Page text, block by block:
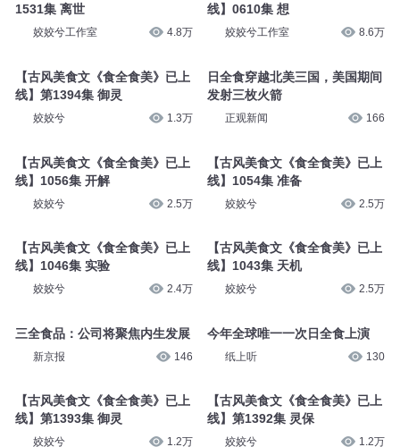
1531集 离世
姣姣兮工作室 4.8万
【古风美食文《食全食美》已上
线】第1394集 御灵
姣姣兮 1.3万
【古风美食文《食全食美》已上
线】1056集 开解
姣姣兮 2.5万
【古风美食文《食全食美》已上
线】1046集 实验
姣姣兮 2.4万
三全食品：公司将聚焦内生发展
新京报 146
【古风美食文《食全食美》已上
线】第1393集 御灵
姣姣兮 1.2万
线】0610集 想
姣姣兮工作室 8.6万
日全食穿越北美三国，美国期间
发射三枚火箭
正观新闻 166
【古风美食文《食全食美》已上
线】1054集 准备
姣姣兮 2.5万
【古风美食文《食全食美》已上
线】1043集 天机
姣姣兮 2.5万
今年全球唯一一次日全食上演
纸上听 130
【古风美食文《食全食美》已上
线】第1392集 灵保
姣姣兮 1.2万